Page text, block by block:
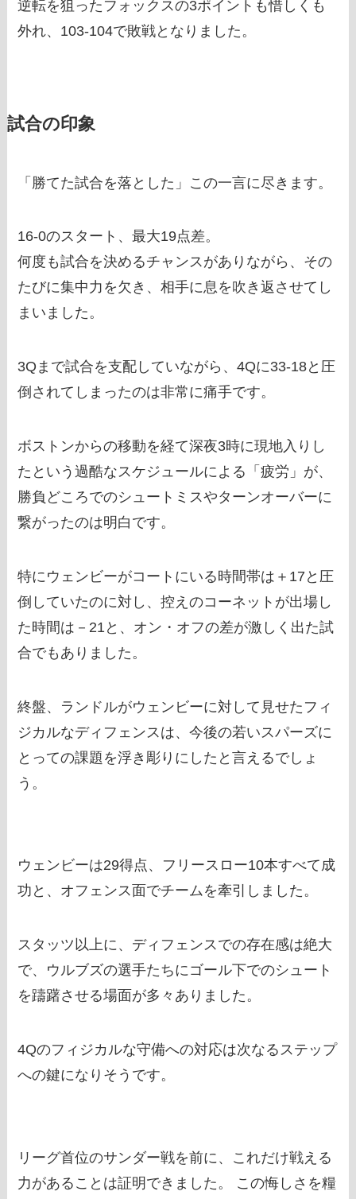
逆転を狙ったフォックスの3ポイントも惜しくも
外れ、103-104で敗戦となりました。
試合の印象
「勝てた試合を落とした」この一言に尽きます。
16-0のスタート、最大19点差。
何度も試合を決めるチャンスがありながら、その
たびに集中力を欠き、相手に息を吹き返させてし
まいました。
3Qまで試合を支配していながら、4Qに33-18と圧
倒されてしまったのは非常に痛手です。
ボストンからの移動を経て深夜3時に現地入りし
たという過酷なスケジュールによる「疲労」が、
勝負どころでのシュートミスやターンオーバーに
繋がったのは明白です。
特にウェンビーがコートにいる時間帯は＋17と圧
倒していたのに対し、控えのコーネットが出場し
た時間は－21と、オン・オフの差が激しく出た試
合でもありました。
終盤、ランドルがウェンビーに対して見せたフィ
ジカルなディフェンスは、今後の若いスパーズに
とっての課題を浮き彫りにしたと言えるでしょ
う。
ウェンビーは29得点、フリースロー10本すべて成
功と、オフェンス面でチームを牽引しました。
スタッツ以上に、ディフェンスでの存在感は絶大
で、ウルブズの選手たちにゴール下でのシュート
を躊躇させる場面が多々ありました。
4Qのフィジカルな守備への対応は次なるステップ
への鍵になりそうです。
リーグ首位のサンダー戦を前に、これだけ戦える
力があることは証明できました。 この悔しさを糧